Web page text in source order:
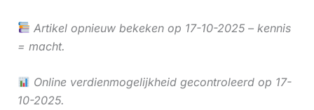
Artikel opnieuw bekeken op 17-10-2025 – kennis
= macht.
Online verdienmogelijkheid gecontroleerd op 17-
10-2025.